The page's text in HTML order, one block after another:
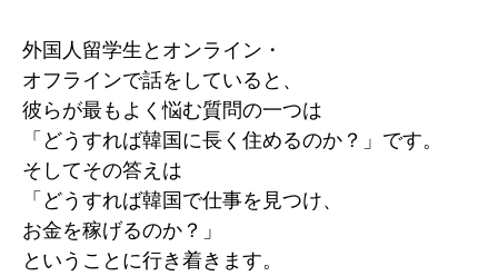
外国人留学生とオンライン・
オフラインで話をしていると、
彼らが最もよく悩む質問の一つは
「どうすれば韓国に長く住めるのか？」です。
そしてその答えは
「どうすれば韓国で仕事を見つけ、
お金を稼げるのか？」
ということに行き着きます。